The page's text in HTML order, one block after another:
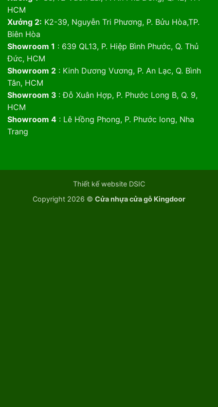
HCM
Xưởng 2: K2-39, Nguyễn Tri Phương, P. Bửu Hòa,TP.
Biên Hòa
Showroom 1 : 639 QL13, P. Hiệp Bình Phước, Q. Thủ
Đức, HCM
Showroom 2: Kinh Dương Vương, P. An Lạc, Q. Bình
Tân, HCM
Showroom 3 : Đỗ Xuân Hợp, P. Phước Long B, Q. 9,
HCM
Showroom 4: Lê Hồng Phong, P. Phước long, Nha
Trang
Thiết kế website DSIC
Copyright 2026 © Cửa nhựa cửa gỗ Kingdoor